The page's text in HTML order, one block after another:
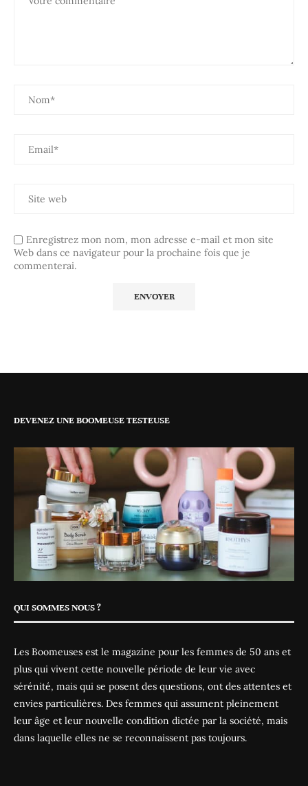
Enregistrez mon nom, mon adresse e-mail et mon site
Web dans ce navigateur pour la prochaine fois que je
commenterai.
DEVENEZ UNE BOOMEUSE TESTEUSE
QUI SOMMES NOUS ?
Les Boomeuses est le magazine pour les femmes de 50 ans et
plus qui vivent cette nouvelle période de leur vie avec
sérénité, mais qui se posent des questions, ont des attentes et
envies particulières. Des femmes qui assument pleinement
leur âge et leur nouvelle condition dictée par la société, mais
dans laquelle elles ne se reconnaissent pas toujours.